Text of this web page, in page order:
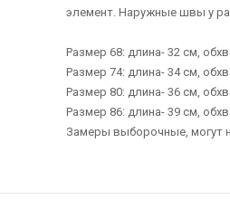
элемент. Наружные швы у
Размер 68: длина- 32 см,
Размер 74: длина- 34 см,
Размер 80: длина- 36 см,
Размер 86: длина- 39 см,
Замеры выборочные, могут